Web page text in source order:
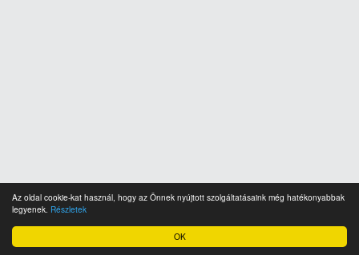
OK
Az oldal cookie-kat használ, hogy az Önnek nyújtott szolgáltatásaink még hatékonyabbak
legyenek. Részletek